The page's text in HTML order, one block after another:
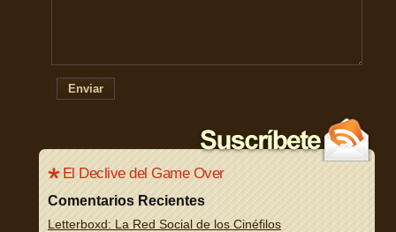
Enviar
El Declive del Game Over
Comentarios Recientes
Letterboxd: La Red Social de los Cinéfilos